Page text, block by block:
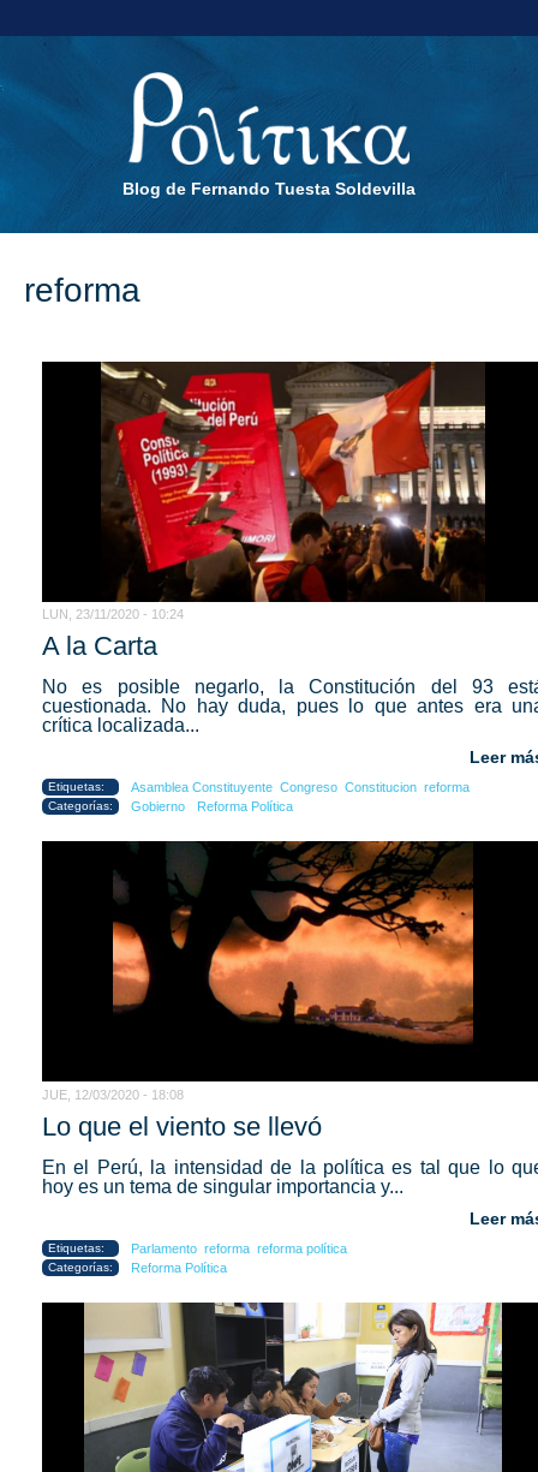
Blog de Fernando Tuesta Soldevilla
reforma
LUN, 23/11/2020 - 10:24
A la Carta
No es posible negarlo, la Constitución del 93
cuestionada. No hay duda, pues lo que antes era
crítica localizada...
Leer
Etiquetas: Asamblea Constituyente Congreso Constitucion reforma
Categorías: Gobierno Reforma Política
JUE, 12/03/2020 - 18:08
Lo que el viento se llevó
En el Perú, la intensidad de la política es tal que lo
hoy es un tema de singular importancia y...
Leer
Etiquetas: Parlamento reforma reforma política
Categorías: Reforma Política